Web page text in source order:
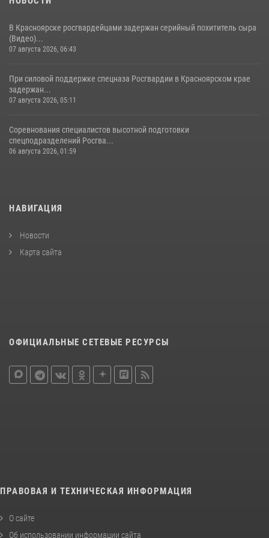
В Красноярске росгвардейцами задержан серийный похититель сыра
(Видео)...
07 августа 2026, 06:43
При силовой поддержке спецназа Росгвардии в Красноярском крае
задержан...
07 августа 2026, 05:11
Соревнования специалистов высотной подготовки
спецподразделений Росгва...
06 августа 2026, 01:59
НАВИГАЦИЯ
Новости
Карта сайта
ОФИЦИАЛЬНЫЕ СЕТЕВЫЕ РЕСУРСЫ
ПРАВОВАЯ И ТЕХНИЧЕСКАЯ ИНФОРМАЦИЯ
О сайте
Об использовании информации сайта